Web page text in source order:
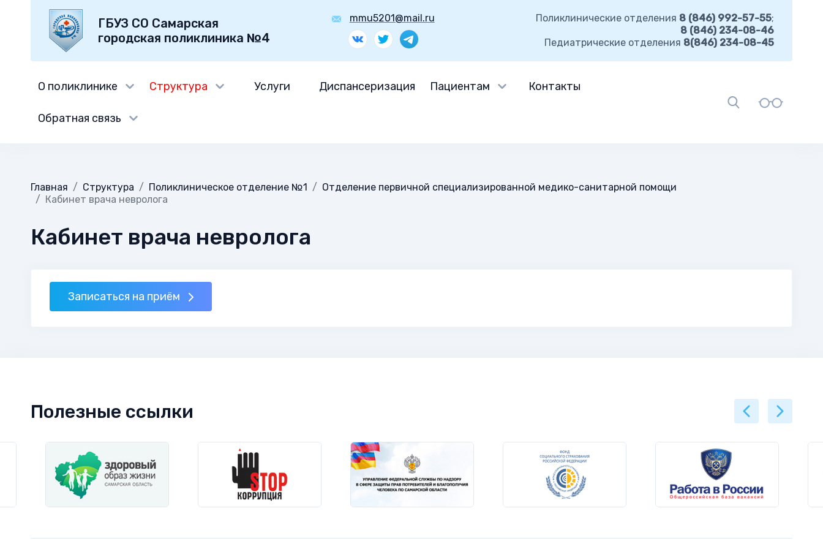
ГБУЗ СО Самарская
городская поликлиника №4
mmu5201@mail.ru Поликлинические отделения 8 (846) 992-57-55;
8 (846) 234-08-46
Педиатрические отделения 8(846) 234-08-45
О поликлинике Структура Услуги Диспансеризация Пациентам Контакты
Обратная связь
Главная Структура Поликлиническое отделение №1
Отделение первичной специализированной медико-санитарной помощи
Кабинет врача невролога
Кабинет врача невролога
Записаться на приём
Полезные ссылки